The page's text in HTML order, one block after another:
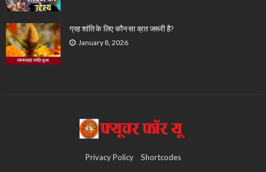
ग्रह शांति के लिए कौन सा व्रत जरूरी है?
January 8, 2026
Privacy Policy Shortcodes